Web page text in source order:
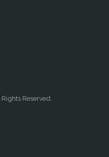
Reserved.